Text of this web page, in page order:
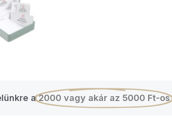
a2000 vagy akár az 5000 Ft-os